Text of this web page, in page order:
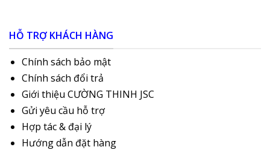
HỖ TRỢ KHÁCH HÀNG
Chính sách bảo mật
Chính sách đổi trả
Giới thiệu CƯỜNG THINH JSC
Gửi yêu cầu hỗ trợ
Hợp tác & đại lý
Hướng dẫn đặt hàng